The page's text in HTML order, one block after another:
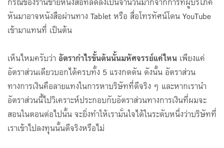
หันมาอาจหนังสือผ่านทาง Tablet หรือ สื่อโทรทัศน์โดน YouTube
เข้ามาแทนที่ เป็นต้น
เห็นไหมครับว่า อัตรากำไรขั้นต้นนั้นมหัศจรรย์แค่ไหน เพียงแค่
อัตราส่วนเดียวบอกได้ครบทั้ง 5 แรงกดดัน ดังนั้น อัตราส่วน
ทางการเงินคือลายแทงในการหาบริษัทที่ดีจริง ๆ และหากเรานำ
อัตราส่วนนี้ไปวิเคราะห์ประกอบกับอัตราส่วนทางการเงินที่ผมจะ
สอนในตอนต่อไปนั้น จะยิ่งทำให้เรามั่นใจได้ในระดับหนึ่งว่าบริษัทที่
เราเข้าไปลงทุนนั้นดีจริงหรือไม่